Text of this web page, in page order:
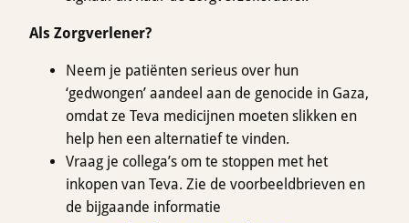
Als Zorgverlener?
Neem je patiënten serieus over hun
‘gedwongen’ aandeel aan de genocide in Gaza,
omdat ze Teva medicijnen moeten slikken en
help hen een alternatief te vinden.
Vraag je collega’s om te stoppen met het
inkopen van Teva. Zie de voorbeeldbrieven en
de bijgaande informatie